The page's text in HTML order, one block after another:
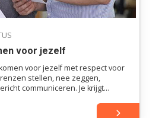
voor jezelf
voor jezelf met respect voor
stellen, nee zeggen,
communiceren. Je krijgt